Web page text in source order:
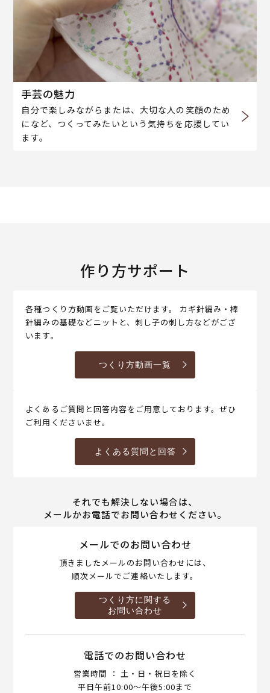
手芸の魅力
自分で楽しみながらまたは、大切な人の笑顔のため
になど、つくってみたいという気持ちを応援してい
ます。
作り方サポート
各種つくり方動画をご覧いただけます。 カギ針編み・棒
針編みの基礎などニットと、刺し子の刺し方などがござ
います。
つくり方動画一覧
よくあるご質問と回答内容をご用意しております。ぜひ
ご利用くださいませ。
よくある質問と回答
それでも解決しない場合は、
メールかお電話でお問い合わせください。
メールでのお問い合わせ
頂きましたメールのお問い合わせには、
順次メールでご連絡いたします。
つくり方に関する
お問い合わせ
電話でのお問い合わせ
営業時間 ： 土・日・祝日を除く
平日午前10:00～午後5:00まで